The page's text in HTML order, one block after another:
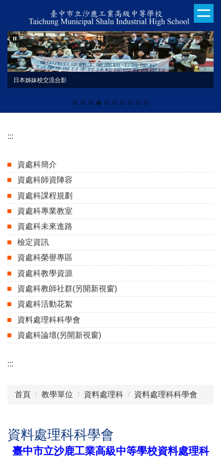
主
要
內
容
日本姊妹校交流合影
113學年度技藝競賽
:::
資處科簡介
資處科師資陣容
資處科課程規劃
資處科專業教室
資處科未來進路
檢定資訊
資處科榮譽專區
資處科教學資源
資處科教師社群(另開新視窗)
資處科活動花絮
資料處理科科學會
資處科論壇(另開新視窗)
:::
首頁 教學單位 資料處理科 資料處理科科學會
資料處理科科學會
臺中市立沙鹿工業高級中等學校資料處理科